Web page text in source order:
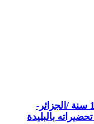
لأقل من 17 سنة /الجزائر-
بالبليدة